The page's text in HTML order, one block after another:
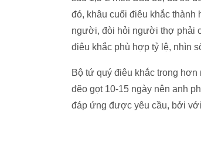
đẽo gọt 10-15 ngày nên anh
đáp ứng được yêu cầu, bởi với